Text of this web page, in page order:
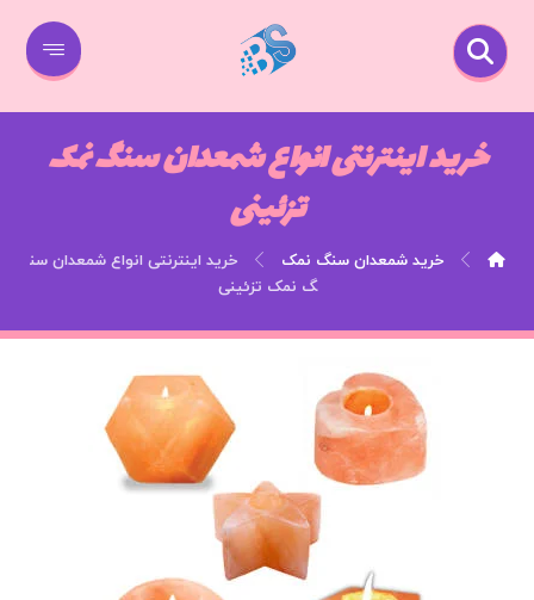
خرید اینترنتی انواع شمعدان سنگ نمک
تزئینی
خرید شمعدان سنگ نمک
خرید اینترنتی انواع شمعدان سن
گ نمک تزئینی